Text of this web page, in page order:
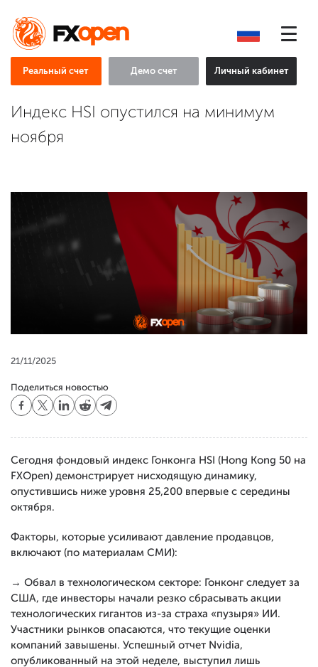
Реальный счет Демо счет Личный кабинет
Индекс HSI опустился на минимум
ноября
21/11/2025
Поделиться новостью
Сегодня фондовый индекс Гонконга HSI (Hong Kong 50 на
FXOpen) демонстрирует нисходящую динамику,
опустившись ниже уровня 25,200 впервые с середины
октября.
Факторы, которые усиливают давление продавцов,
включают (по материалам СМИ):
→ Обвал в технологическом секторе: Гонконг следует за
США, где инвесторы начали резко сбрасывать акции
технологических гигантов из-за страха «пузыря» ИИ.
Участники рынков опасаются, что текущие оценки
компаний завышены. Успешный отчет Nvidia,
опубликованный на этой неделе, выступил лишь